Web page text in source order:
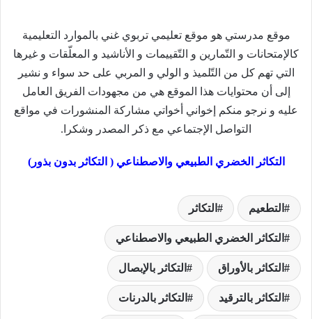
موقع مدرستي هو موقع تعليمي تربوي غني بالموارد التعليمية
كالإمتحانات و التّمارين و التّقييمات و الأناشيد و المعلّقات و غيرها
التي تهم كل من التّلميذ و الولي و المربي على حد سواء و نشير
إلى أن محتوايات هذا الموقع هي من مجهودات الفريق العامل
عليه و نرجو منكم إخواني أخواتي مشاركة المنشورات في مواقع
التواصل الإجتماعي مع ذكر المصدر وشكرا.
التكاثر الخضري الطبيعي والاصطناعي ( التكاثر بدون بذور)
التطعيم التكاثر
التكاثر الخضري الطبيعي والاصطناعي
التكاثر بالأوراق التكاثر بالإبصال
التكاثر بالترقيد التكاثر بالدرنات